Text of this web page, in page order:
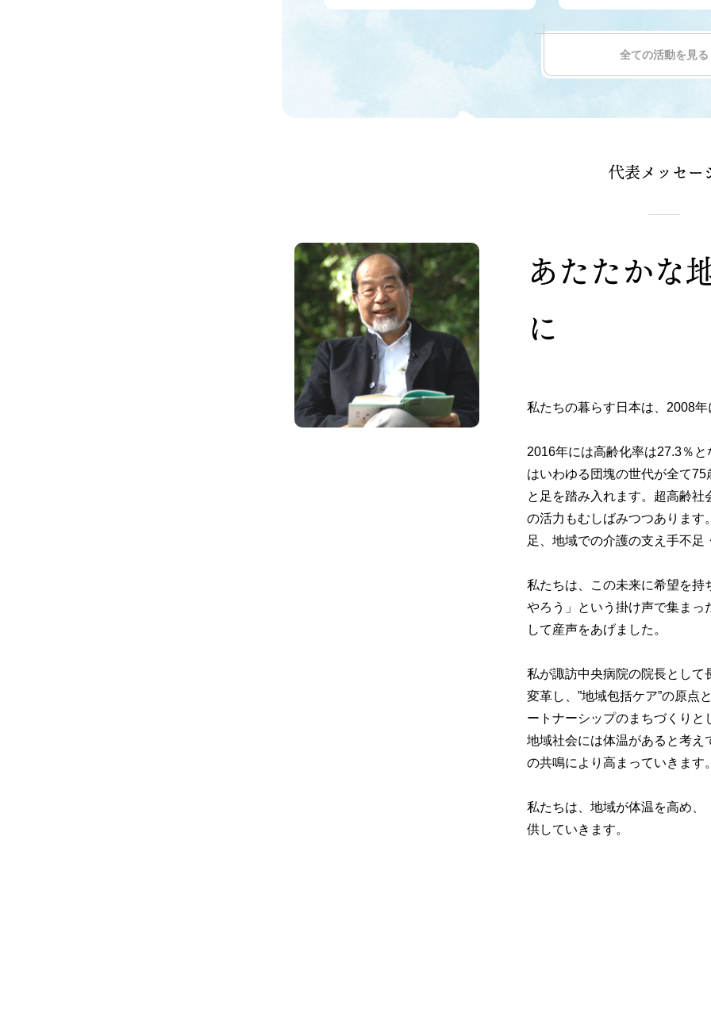
全ての活動を見る
代表メッセー
あたたかな
に
私たちの暮らす日本は、2008
2016年には高齢化率は27.3％
はいわゆる団塊の世代が全て
と足を踏み入れます。超高齢
の活力もむしばみつつあります
足、地域での介護の支え手不足
私たちは、この未来に希望を持
やろう」という掛け声で集まっ
して産声をあげました。
私が諏訪中央病院の院長として
変革し、”地域包括ケア”の原点
ートナーシップのまちづくり
地域社会には体温があると考え
の共鳴により高まっていきます
私たちは、地域が体温を高め、
供していきます。